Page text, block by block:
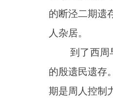
的断泾二期遗
人杂居。
到了西周早
的殷遗民遗存
期是周人控制